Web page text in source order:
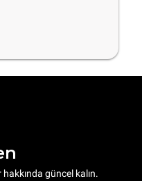
güncel kalın.